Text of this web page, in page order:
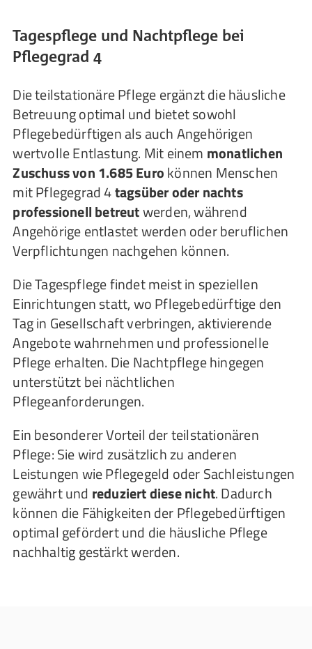
Tagespflege und Nachtpflege bei
Pflegegrad 4
Die teilstationäre Pflege ergänzt die häusliche
Betreuung optimal und bietet sowohl
Pflegebedürftigen als auch Angehörigen
wertvolle Entlastung. Mit einem monatlichen
Zuschuss von 1.685 Eurokönnen Menschen
mit Pflegegrad 4tagsüber oder nachts
professionell betreutwerden, während
Angehörige entlastet werden oder beruflichen
Verpflichtungen nachgehen können.
Die Tagespflege findet meist in speziellen
Einrichtungen statt, wo Pflegebedürftige den
Tag in Gesellschaft verbringen, aktivierende
Angebote wahrnehmen und professionelle
Pflege erhalten. Die Nachtpflege hingegen
unterstützt bei nächtlichen
Pflegeanforderungen.
Ein besonderer Vorteil der teilstationären
Pflege: Sie wird zusätzlich zu anderen
Leistungen wie Pflegegeld oder Sachleistungen
gewährt und reduziert diese nicht. Dadurch
können die Fähigkeiten der Pflegebedürftigen
optimal gefördert und die häusliche Pflege
nachhaltig gestärkt werden.